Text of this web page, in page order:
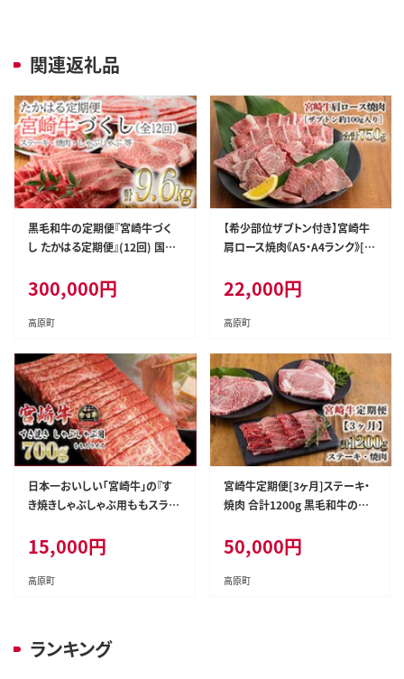
関連返礼品
黒毛和牛の定期便『宮崎牛づく
し たかはる定期便』(12回) 国産
ゃぶ・焼肉などを品を変えて12ヶ
月間毎月配送！ [国産牛 サーロ
イン ブランド牛 牛肉 お肉 1年間
0020
300,000円
高原町
【希少部位ザブトン付き】宮崎牛
肩ロース焼肉《A5・A4ランク》[黒
22000円 ２２０００円] TF0385-
P00007
22,000円
高原町
日本一おいしい「宮崎牛」の『す
き焼きしゃぶしゃぶ用ももスライ
の人気な赤身 内閣総理大臣賞4
連続受賞の黒毛和牛 [お肉 牛肉
国産牛 宮崎県 高原町] TF0613-
15,000円
高原町
宮崎牛定期便[3ヶ月]ステーキ・
焼肉 合計1200g 黒毛和牛のス
送！ ［国産 ブランド牛 お肉 ステ
ーキ 焼肉 50000円 5万円］ TF
0684-P00020
50,000円
高原町
ランキング